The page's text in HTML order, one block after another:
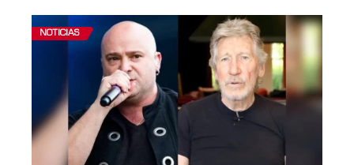
NOTICIAS